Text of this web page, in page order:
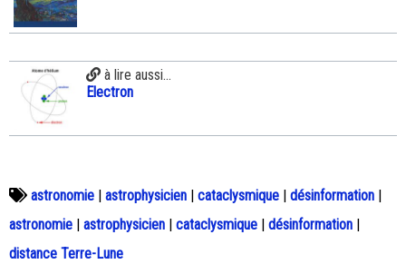
à lire aussi...
Electron
astronomie | astrophysicien | cataclysmique | désinformation |
astronomie | astrophysicien | cataclysmique | désinformation |
distance Terre-Lune